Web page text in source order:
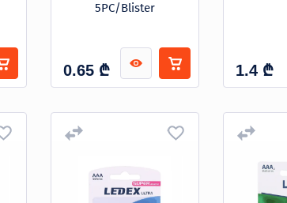
5PC/Blister
0.65 ₾ 1.4 ₾